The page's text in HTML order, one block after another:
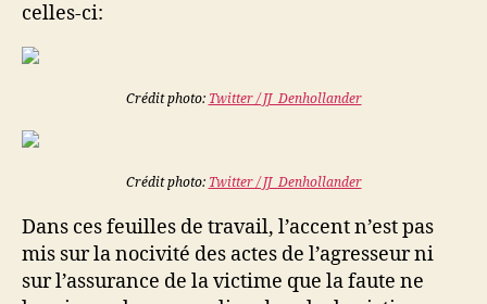
celles-ci:
Crédit photo: Twitter / JJ_Denhollander
Crédit photo: Twitter / JJ_Denhollander
Dans ces feuilles de travail, l’accent n’est pas
mis sur la nocivité des actes de l’agresseur ni
sur l’assurance de la victime que la faute ne